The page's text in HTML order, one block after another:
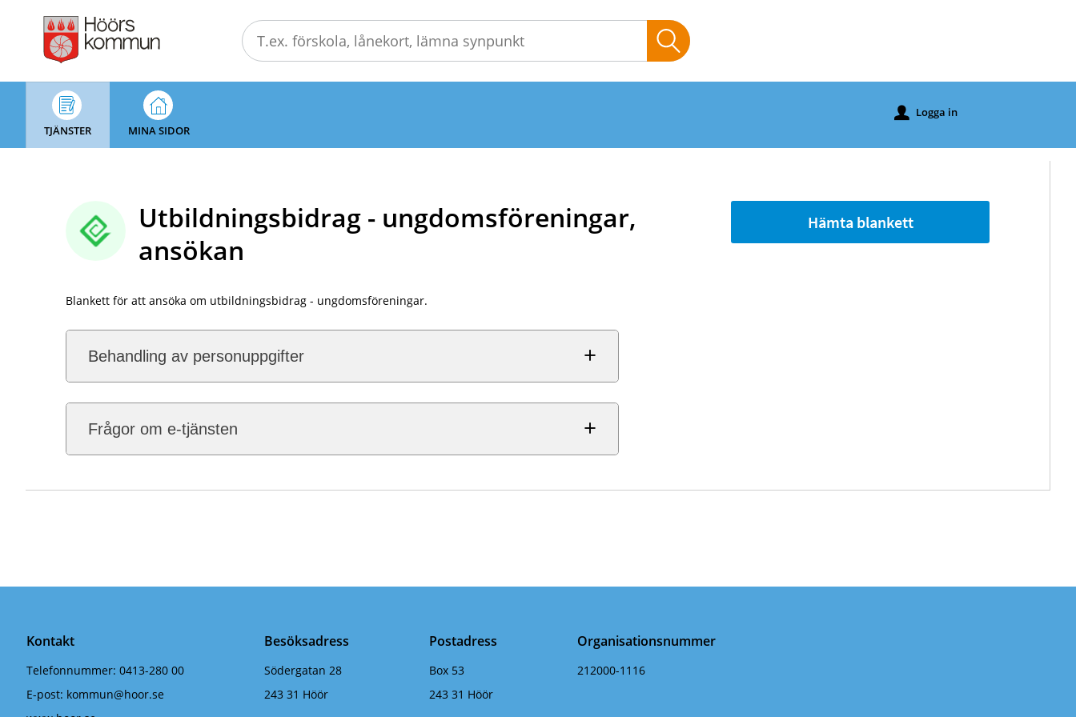
självservice
-
kommunTJÄNSTER MINA SIDOR
u Logga in
Utbildningsbidrag - ungdomsföreningar,
ansökan
Blankett för att ansöka om utbildningsbidrag - ungdomsföreningar.
Behandling av personuppgifter
Frågor om e-tjänsten
Hämta blankett
Kontakt
Telefonnummer: 0413-280 00
E-post: kommun@hoor.se
Besöksadress
Södergatan 28
243 31 Höör
Postadress
Box 53
243 31 Höör
Organisationsnummer
212000-1116